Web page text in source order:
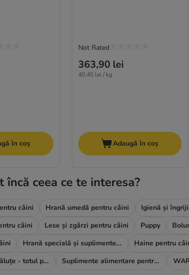
în coș
363,90 lei
40,45 lei / kg
Not Rated
Adaugă în coș
încă ceea ce te interesa?
câini Hrană umedă pentru câini Igienă și
câini
Lese și zgărzi pentru câini Puppy
Hrană specială și suplimente alimentare Haine pentru
Părinți de animăluțe - totul pentru TINE
Suplimente alimentare pentru câini